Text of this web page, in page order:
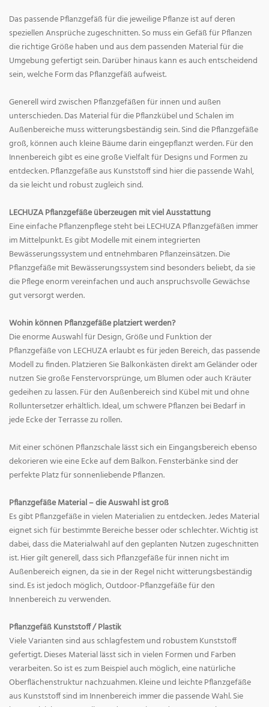
Das passende Pflanzgefäß für die jeweilige Pflanze ist auf deren
speziellen Ansprüche zugeschnitten. So muss ein Gefäß für Pflanzen
die richtige Größe haben und aus dem passenden Material für die
Umgebung gefertigt sein. Darüber hinaus kann es auch entscheidend
sein, welche Form das Pflanzgefäß aufweist.
Generell wird zwischen Pflanzgefäßen für innen und außen
unterschieden. Das Material für die Pflanzkübel und Schalen im
Außenbereiche muss witterungsbeständig sein. Sind die Pflanzgefäße
groß, können auch kleine Bäume darin eingepflanzt werden. Für den
Innenbereich gibt es eine große Vielfalt für Designs und Formen zu
entdecken. Pflanzgefäße aus Kunststoff sind hier die passende Wahl,
da sie leicht und robust zugleich sind.
LECHUZA Pflanzgefäße überzeugen mit viel Ausstattung
Eine einfache Pflanzenpflege steht bei LECHUZA Pflanzgefäßen immer
im Mittelpunkt. Es gibt Modelle mit einem integrierten
Bewässerungssystem und entnehmbaren Pflanzeinsätzen. Die
Pflanzgefäße mit Bewässerungssystem sind besonders beliebt, da sie
die Pflege enorm vereinfachen und auch anspruchsvolle Gewächse
gut versorgt werden.
Wohin können Pflanzgefäße platziert werden?
Die enorme Auswahl für Design, Größe und Funktion der
Pflanzgefäße von LECHUZA erlaubt es für jeden Bereich, das passende
Modell zu finden. Platzieren Sie Balkonkästen direkt am Geländer oder
nutzen Sie große Fenstervorsprünge, um Blumen oder auch Kräuter
gedeihen zu lassen. Für den Außenbereich sind Kübel mit und ohne
Rolluntersetzer erhältlich. Ideal, um schwere Pflanzen bei Bedarf in
jede Ecke der Terrasse zu rollen.
Mit einer schönen Pflanzschale lässt sich ein Eingangsbereich ebenso
dekorieren wie eine Ecke auf dem Balkon. Fensterbänke sind der
perfekte Platz für sonnenliebende Pflanzen.
Pflanzgefäße Material – die Auswahl ist groß
Es gibt Pflanzgefäße in vielen Materialien zu entdecken. Jedes Material
eignet sich für bestimmte Bereiche besser oder schlechter. Wichtig ist
dabei, dass die Materialwahl auf den geplanten Nutzen zugeschnitten
ist. Hier gilt generell, dass sich Pflanzgefäße für innen nicht im
Außenbereich eignen, da sie in der Regel nicht witterungsbeständig
sind. Es ist jedoch möglich, Outdoor-Pflanzgefäße für den
Innenbereich zu verwenden.
Pflanzgefäß Kunststoff / Plastik
Viele Varianten sind aus schlagfestem und robustem Kunststoff
gefertigt. Dieses Material lässt sich in vielen Formen und Farben
verarbeiten. So ist es zum Beispiel auch möglich, eine natürliche
Oberflächenstruktur nachzuahmen. Kleine und leichte Pflanzgefäße
aus Kunststoff sind im Innenbereich immer die passende Wahl. Sie